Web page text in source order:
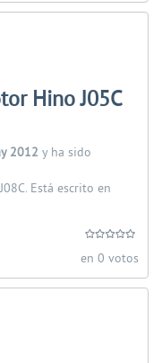
Hino J05C
2012 y ha sido
Está escrito en
en 0 votos